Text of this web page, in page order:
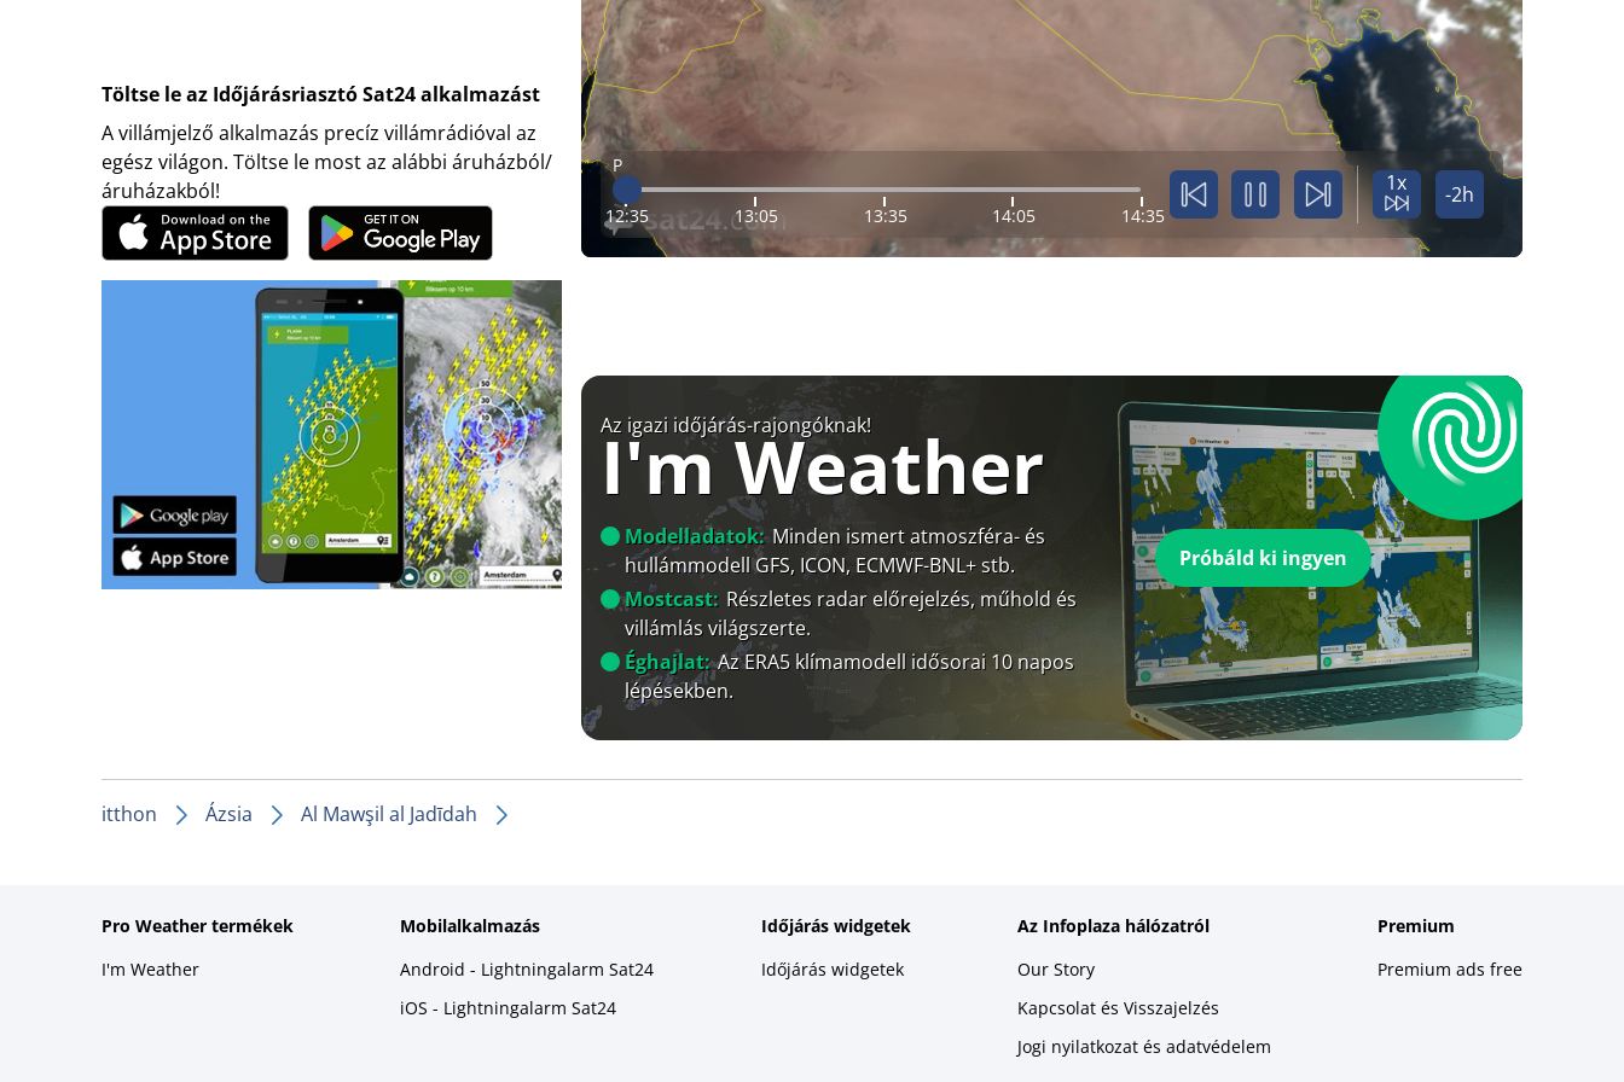
Töltse le az Időjárásriasztó Sat24 alkalmazást
A villámjelző alkalmazás precíz villámrádióval az
egész világon. Töltse le most az alábbi áruházból/
áruházakból!
P
12:35 13:05 13:35 14:05 14:35
1x -2h
Az igazi időjárás-rajongóknak!
I'm Weather
Modelladatok: Minden ismert atmoszféra- és
hullámmodell GFS, ICON, ECMWF-BNL+ stb.
Mostcast: Részletes radar előrejelzés, műhold és
villámlás világszerte.
Éghajlat: Az ERA5 klímamodell idősorai 10 napos
lépésekben.
Próbáld ki ingyen
itthon Ázsia Al Mawşil al Jadīdah
Pro Weather termékek
I'm Weather
Mobilalkalmazás
Android - Lightningalarm Sat24
iOS - Lightningalarm Sat24
Időjárás widgetek
Időjárás widgetek
Az Infoplaza hálózatról
Our Story
Kapcsolat és Visszajelzés
Jogi nyilatkozat és adatvédelem
Premium
Premium ads free